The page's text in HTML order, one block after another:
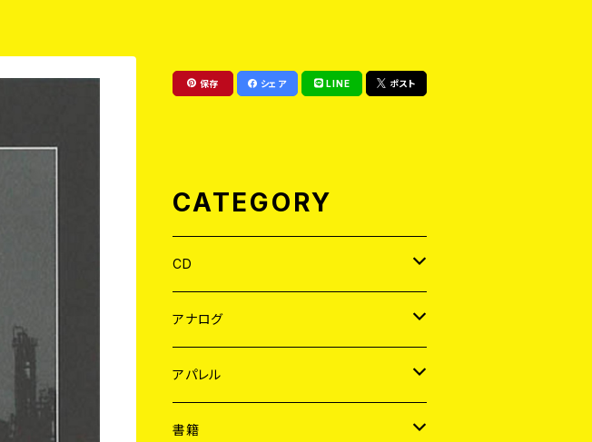
保存 シェア LINE ポスト
CATEGORY
CD
JAPAN
WORLD
アナログ
JAPAN
７EP
WORLD
アパレル
JAPAN
書籍